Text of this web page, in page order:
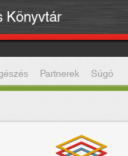
Könyvtár
Partnerek Súgó